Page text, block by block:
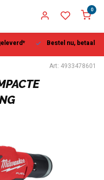
0
Bestel nu, betaal
Art: 4933478601